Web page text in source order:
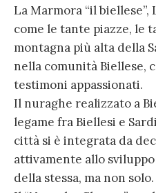
La Marmora “il biellese”,
come le tante piazze, le
montagna più alta della
nella comunità Biellese,
testimoni appassionati.
Il nuraghe realizzato a
legame fra Biellesi e
città si è integrata da
attivamente allo
della stessa, ma non solo.